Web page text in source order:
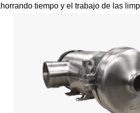
tiempo y el trabajo de las